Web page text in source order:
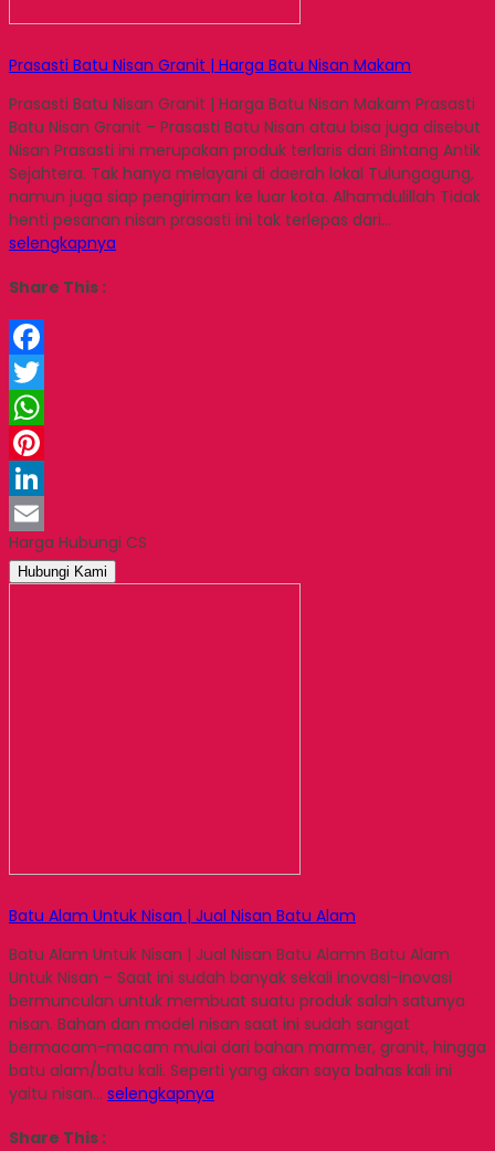
Prasasti Batu Nisan Granit | Harga Batu Nisan Makam
Prasasti Batu Nisan Granit | Harga Batu Nisan Makam Prasasti
Batu Nisan Granit – Prasasti Batu Nisan atau bisa juga disebut
Nisan Prasasti ini merupakan produk terlaris dari Bintang Antik
Sejahtera. Tak hanya melayani di daerah lokal Tulungagung,
namun juga siap pengiriman ke luar kota. Alhamdulillah Tidak
henti pesanan nisan prasasti ini tak terlepas dari…
selengkapnya
Share This :
Facebook
Twitter
WhatsApp
Pinterest
LinkedIn
Email
Harga Hubungi CS
Hubungi Kami
Batu Alam Untuk Nisan | Jual Nisan Batu Alam
Batu Alam Untuk Nisan | Jual Nisan Batu Alamn Batu Alam
Untuk Nisan – Saat ini sudah banyak sekali inovasi-inovasi
bermunculan untuk membuat suatu produk salah satunya
nisan. Bahan dan model nisan saat ini sudah sangat
bermacam-macam mulai dari bahan marmer, granit, hingga
batu alam/batu kali. Seperti yang akan saya bahas kali ini
yaitu nisan… selengkapnya
Share This :